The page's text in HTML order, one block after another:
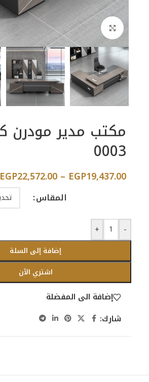
اضغط للتكبير
0003
EGP19,437.00
–
EGP22,572.00
المقاس
-
+
إضافة إلى السلة
اشتري الآن
إضافة الى المفضلة
شارك: